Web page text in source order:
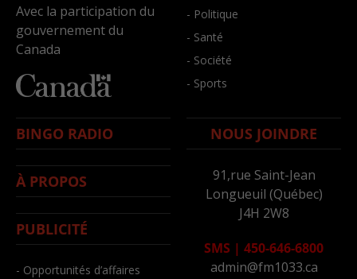
Avec la participation du
gouvernement du
Canada
- Politique
- Santé
- Société
- Sports
BINGO RADIO
À PROPOS
PUBLICITÉ
- Opportunités d’affaires
NOUS JOINDRE
91,rue Saint-Jean
Longueuil (Québec)
J4H 2W8
SMS | 450-646-6800
admin@fm1033.ca